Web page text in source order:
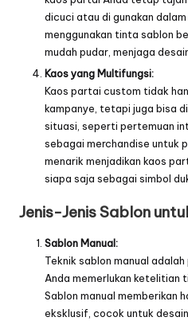
dicuci atau di gunakan
menggunakan tinta sablon
mudah pudar, menjaga
Kaos yang Multifungsi:
Kaos partai custom tidak
kampanye, tetapi juga bisa
situasi, seperti pertemuan
sebagai merchandise untuk
menarik menjadikan kaos
siapa saja sebagai simbol
Jenis-Jenis Sablon
Sablon Manual:
Teknik sablon manual
Anda memerlukan ketelitian
Sablon manual memberikan
eksklusif, cocok untuk